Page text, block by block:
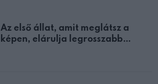
Az első állat, amit meglátsz a
képen, elárulja legrosszabb